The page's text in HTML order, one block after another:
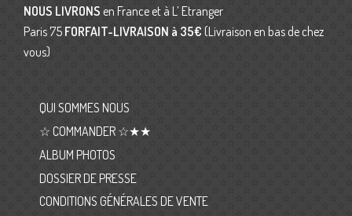
NOUS LIVRONS en France et à L’ Etranger
Paris 75 FORFAIT-LIVRAISON à 35€ (Livraison en bas de chez
vous)
QUI SOMMES NOUS
☆ COMMANDER ☆★★
ALBUM PHOTOS
DOSSIER DE PRESSE
CONDITIONS GÉNÉRALES DE VENTE